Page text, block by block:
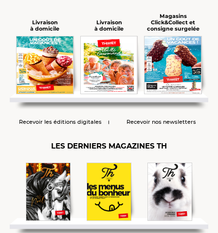
Livraison
à domicile
Livraison
à domicile
Magasins
Click&Collect et
consigne surgelée
Recevoir les éditions digitales Recevoir nos newsletters
LES DERNIERS MAGAZINES TH